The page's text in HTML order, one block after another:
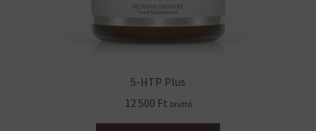
5-HTP Plus
12 500 Ft bruttó